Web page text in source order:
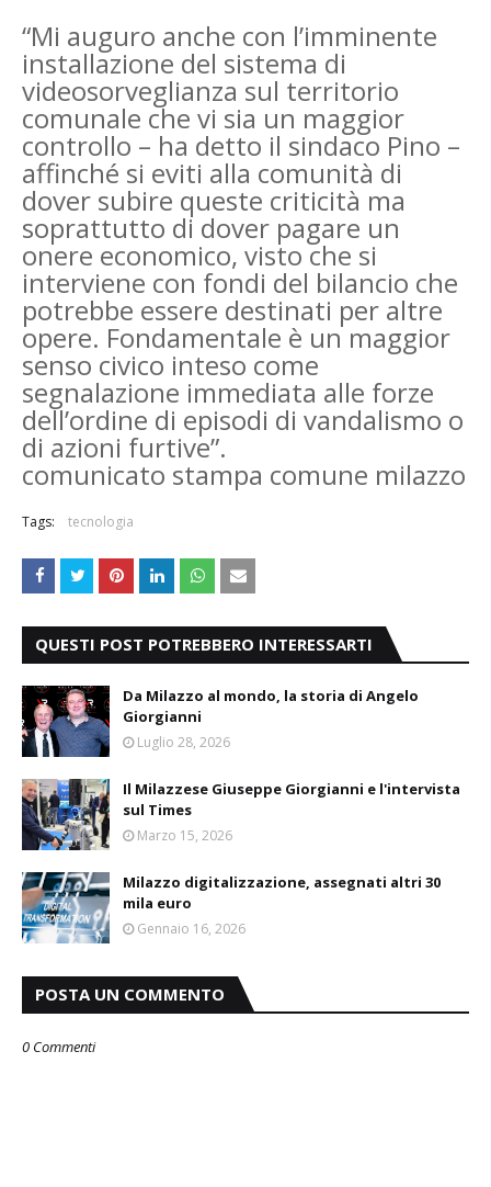
“Mi auguro anche con l’imminente
installazione del sistema di
videosorveglianza sul territorio
comunale che vi sia un maggior
controllo – ha detto il sindaco Pino –
affinché si eviti alla comunità di
dover subire queste criticità ma
soprattutto di dover pagare un
onere economico, visto che si
interviene con fondi del bilancio che
potrebbe essere destinati per altre
opere. Fondamentale è un maggior
senso civico inteso come
segnalazione immediata alle forze
dell’ordine di episodi di vandalismo o
di azioni furtive”.
comunicato stampa comune milazzo
Tags: tecnologia
QUESTI POST POTREBBERO INTERESSARTI
Da Milazzo al mondo, la storia di Angelo
Giorgianni
Luglio 28, 2026
Il Milazzese Giuseppe Giorgianni e l'intervista
sul Times
Marzo 15, 2026
Milazzo digitalizzazione, assegnati altri 30
mila euro
Gennaio 16, 2026
POSTA UN COMMENTO
0 Commenti